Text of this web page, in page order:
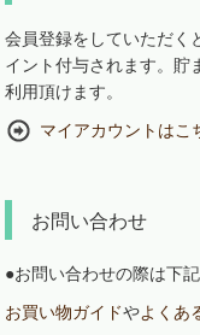
会員登録をしていただく
イント付与されます。貯
利用頂けます。
マイアカウントはこ
お問い合わせ
●お問い合わせの際は下
お買い物ガイドやよくあ